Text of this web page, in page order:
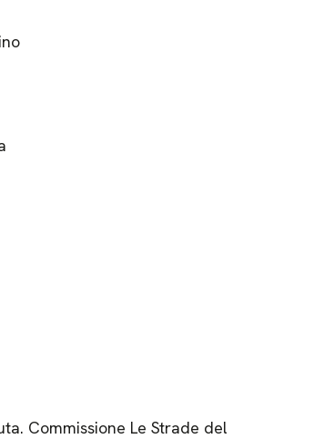
Commissione Le Strade del